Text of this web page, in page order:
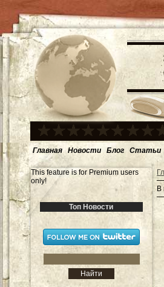
Главная Новости Блог Статьи
This feature is for Premium users
only!
Топ Новости
В